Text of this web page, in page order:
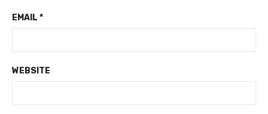
EMAIL *
WEBSITE